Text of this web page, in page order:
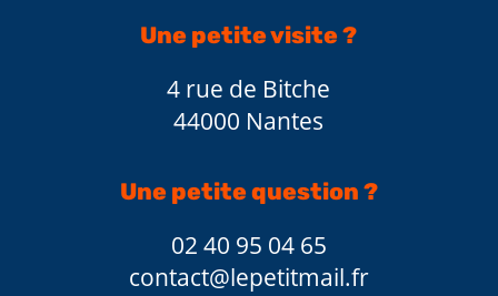
Une petite visite ?
4 rue de Bitche
44000 Nantes
Une petite question ?
02 40 95 04 65
contact@lepetitmail.fr